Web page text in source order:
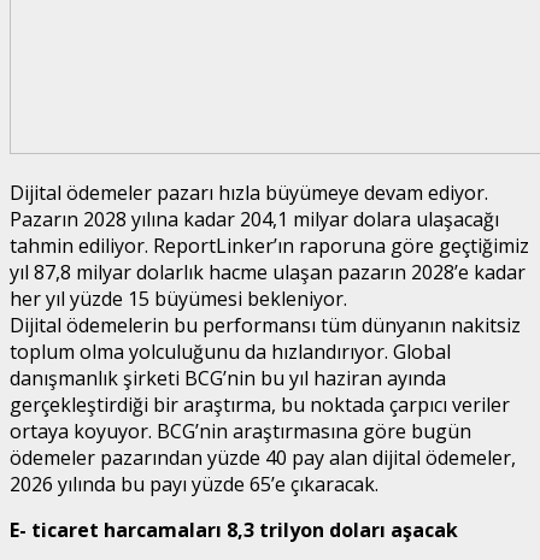
Dijital ödemeler pazarı hızla büyümeye devam ediyor.
Pazarın 2028 yılına kadar 204,1 milyar dolara ulaşacağı
tahmin ediliyor. ReportLinker’ın raporuna göre geçtiğimiz
yıl 87,8 milyar dolarlık hacme ulaşan pazarın 2028’e kadar
her yıl yüzde 15 büyümesi bekleniyor.
Dijital ödemelerin bu performansı tüm dünyanın nakitsiz
toplum olma yolculuğunu da hızlandırıyor. Global
danışmanlık şirketi BCG’nin bu yıl haziran ayında
gerçekleştirdiği bir araştırma, bu noktada çarpıcı veriler
ortaya koyuyor. BCG’nin araştırmasına göre bugün
ödemeler pazarından yüzde 40 pay alan dijital ödemeler,
2026 yılında bu payı yüzde 65’e çıkaracak.
E- ticaret harcamaları 8,3 trilyon doları aşacak